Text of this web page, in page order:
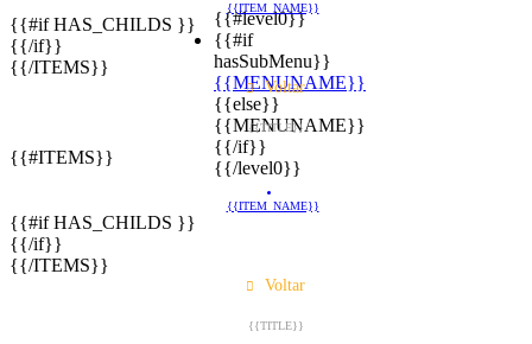
{{#level0}}
{{#if
hasSubMenu}}
{{MENUNAME}}
{{else}}
{{MENUNAME}}
{{/if}}
{{/level0}}
{{ITEM_NAME}}
{{#if HAS_CHILDS }}
{{/if}}
{{/ITEMS}}
Voltar
{{TITLE}}
{{#ITEMS}}
{{ITEM_NAME}}
{{#if HAS_CHILDS }}
{{/if}}
{{/ITEMS}}
Voltar
{{TITLE}}